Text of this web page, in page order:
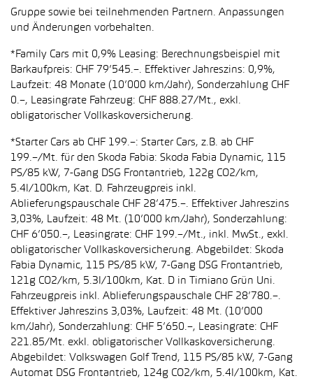
Gruppe sowie bei teilnehmenden Partnern. Anpassungen
und Änderungen vorbehalten.
*Family Cars mit 0,9% Leasing: Berechnungsbeispiel mit
Barkaufpreis: CHF 79’545.–. Effektiver Jahreszins: 0,9%,
Laufzeit: 48 Monate (10’000 km/Jahr), Sonderzahlung CHF
0.–, Leasingrate Fahrzeug: CHF 888.27/Mt., exkl.
obligatorischer Vollkaskoversicherung.
*Starter Cars ab CHF 199.–: Starter Cars, z.B. ab CHF
199.–/Mt. für den Skoda Fabia: Skoda Fabia Dynamic, 115
PS/85 kW, 7-Gang DSG Frontantrieb, 122g CO2/km,
5.4l/100km, Kat. D. Fahrzeugpreis inkl.
Ablieferungspauschale CHF 28’475.–. Effektiver Jahreszins
3,03%, Laufzeit: 48 Mt. (10’000 km/Jahr), Sonderzahlung:
CHF 6’050.–, Leasingrate: CHF 199.–/Mt., inkl. MwSt., exkl.
obligatorischer Vollkaskoversicherung. Abgebildet: Skoda
Fabia Dynamic, 115 PS/85 kW, 7-Gang DSG Frontantrieb,
121g CO2/km, 5.3l/100km, Kat. D in Timiano Grün Uni.
Fahrzeugpreis inkl. Ablieferungspauschale CHF 28’780.–.
Effektiver Jahreszins 3,03%, Laufzeit: 48 Mt. (10’000
km/Jahr), Sonderzahlung: CHF 5’650.–, Leasingrate: CHF
221.85/Mt. exkl. obligatorischer Vollkaskoversicherung.
Abgebildet: Volkswagen Golf Trend, 115 PS/85 kW, 7-Gang
Automat DSG Frontantrieb, 124g CO2/km, 5.4l/100km, Kat.